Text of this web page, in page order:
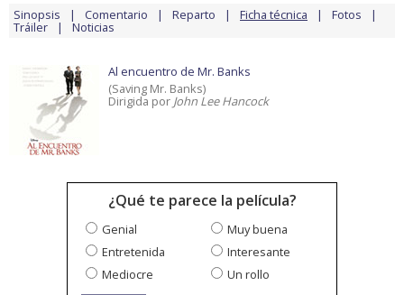
Sinopsis Comentario Reparto Ficha técnica Fotos
Tráiler Noticias
Al encuentro de Mr. Banks
(Saving Mr. Banks)
Dirigida por John Lee Hancock
¿Qué te parece la película?
Genial
Muy buena
Entretenida
Interesante
Mediocre
Un rollo